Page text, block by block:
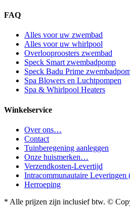
FAQ
Alles voor uw zwembad
Alles voor uw whirlpool
Overlooproosters zwembad
Speck Smart zwembadpomp
Speck Badu Prime
Spa Blowers en Luchtpompen
Spa & Whirlpool Heaters
Winkelservice
Over ons…
Contact
Tuinberegening aanleggen
Onze huismerken…
Verzendkosten-Levertijd
Intracommunautaire Leveringen
Herroeping
* Alle prijzen zijn inclusief btw. ©